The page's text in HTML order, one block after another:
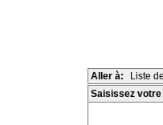
Aller à: Liste
Saisissez